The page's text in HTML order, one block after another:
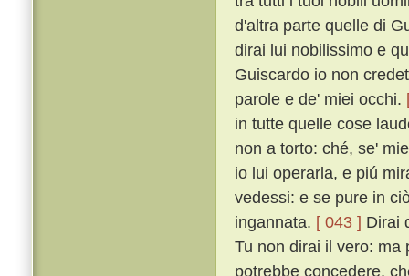
d'altra parte quelle di
dirai lui nobilissimo e
Guiscardo io non
parole e de' miei occhi.
in tutte quelle cose
non a torto: ché, se'
io lui operarla, e piú
vedessi: e se pure in
ingannata. [ 043 ] Dirai
Tu non dirai il vero: ma
potrebbe concedere,